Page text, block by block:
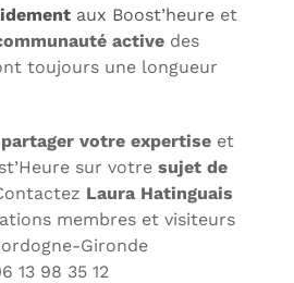
aux Boost’heureet
activedes
toujours une longueur
partager votre expertiseet
sur votre sujet de
Laura Hatinguais
membres et visiteurs
Gironde
13 98 35 12